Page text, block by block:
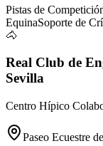
Pistas de
EquinaSoporte de
🐴
Real Club de
Sevilla
Centro Hípico
Paseo Ecuestre